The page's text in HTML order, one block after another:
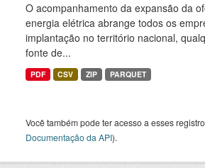
O acompanhamento da expansão da
energia elétrica abrange todos os
implantação no território nacional,
fonte de...
PDF CSV ZIP PARQUET
Você também pode ter acesso a esses
Documentação da API).